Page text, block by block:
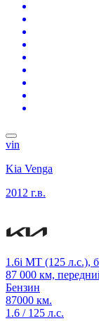
vin
Kia Venga
2012 г.в.
1.6i MT (125 л.с.),
87 000 км,
Бензин
87000 км.
1.6 / 125 л.с.